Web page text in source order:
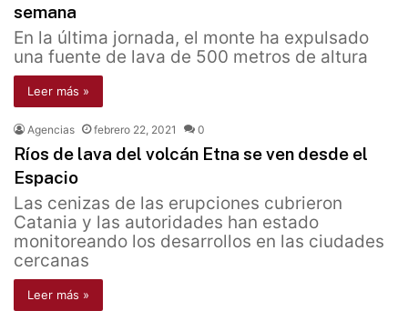
semana
En la última jornada, el monte ha expulsado
una fuente de lava de 500 metros de altura
Leer más »
Agencias febrero 22, 2021 0
Ríos de lava del volcán Etna se ven desde el
Espacio
Las cenizas de las erupciones cubrieron
Catania y las autoridades han estado
monitoreando los desarrollos en las ciudades
cercanas
Leer más »